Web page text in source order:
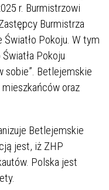
r. Burmistrzowi
Burmistrza
Pokoju. W tym
Pokoju
sobie”. Betlejemskie
mieszkańców oraz
Betlejemskie
jest, iż ZHP
Polska jest